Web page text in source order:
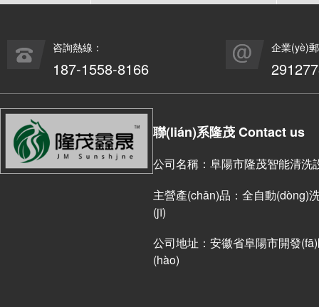
咨詢熱線：
187-1558-8166
企業(yè)
聯(lián)系隆茂 Contact us
公司名稱：阜陽市隆茂智能清洗
主營產(chǎn)品：全自動(dòng)
(jī)
公司地址：安徽省阜陽市開發
(hào)